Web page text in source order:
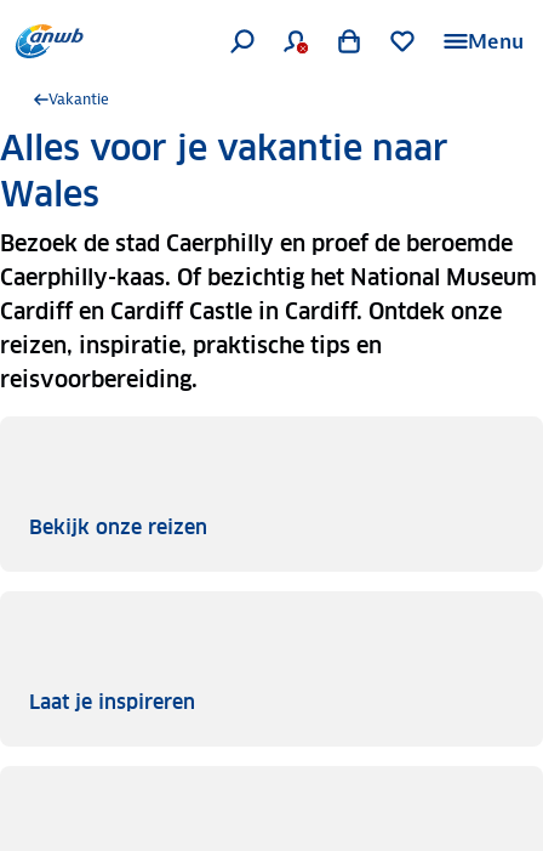
Menu
Vakantie
Alles voor je vakantie naar
Wales
Bezoek de stad Caerphilly en proef de beroemde
Caerphilly-kaas. Of bezichtig het National Museum
Cardiff en Cardiff Castle in Cardiff. Ontdek onze
reizen, inspiratie, praktische tips en
reisvoorbereiding.
Bekijk onze reizen
Laat je inspireren